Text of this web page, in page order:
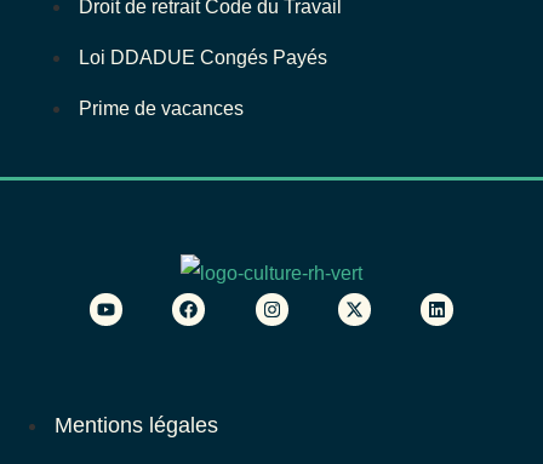
Droit de retrait Code du Travail
Loi DDADUE Congés Payés
Prime de vacances
Mentions légales